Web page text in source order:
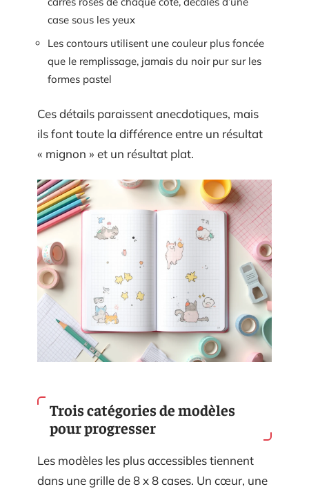
case sous les yeux
Les contours utilisent une couleur plus foncée
que le remplissage, jamais du noir pur sur les
formes pastel
Ces détails paraissent anecdotiques, mais
ils font toute la différence entre un résultat
« mignon » et un résultat plat.
Trois catégories de modèles
pour progresser
Les modèles les plus accessibles tiennent
dans une grille de 8 x 8 cases. Un cœur, une